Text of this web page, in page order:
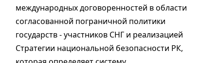
международных договоренностей в области
согласованной пограничной политики
государств - участников СНГ и реализацией
Стратегии национальной безопасности РК,